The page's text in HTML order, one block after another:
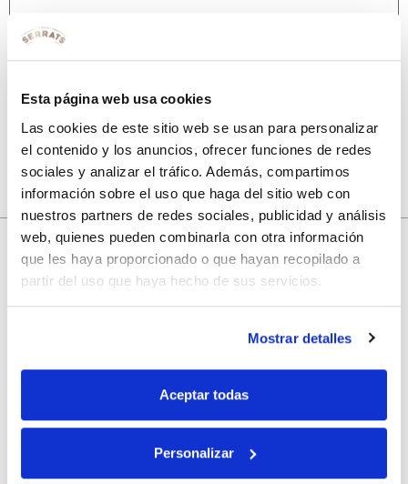
Esta página web usa cookies
Las cookies de este sitio web se usan para personalizar
el contenido y los anuncios, ofrecer funciones de redes
sociales y analizar el tráfico. Además, compartimos
información sobre el uso que haga del sitio web con
nuestros partners de redes sociales, publicidad y análisis
web, quienes pueden combinarla con otra información
que les haya proporcionado o que hayan recopilado a
partir del uso que haya hecho de sus servicios.
Mostrar detalles
Aceptar todas
Personalizar
Guarda mi nombre, correo electrónico y web en este
10% de descuento
con tu primera compra.
disfruta deun 10% de descuentoen tu primera compra.